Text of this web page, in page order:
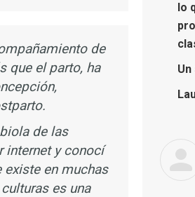
lo
Un
de
que el parto, ha
de las
internet y conocí
existe en muchas
es una